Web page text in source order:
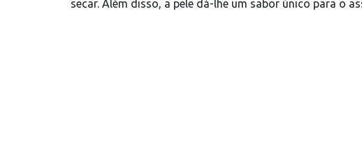
secar. Além disso, a pele dá-lhe um sabor único para o